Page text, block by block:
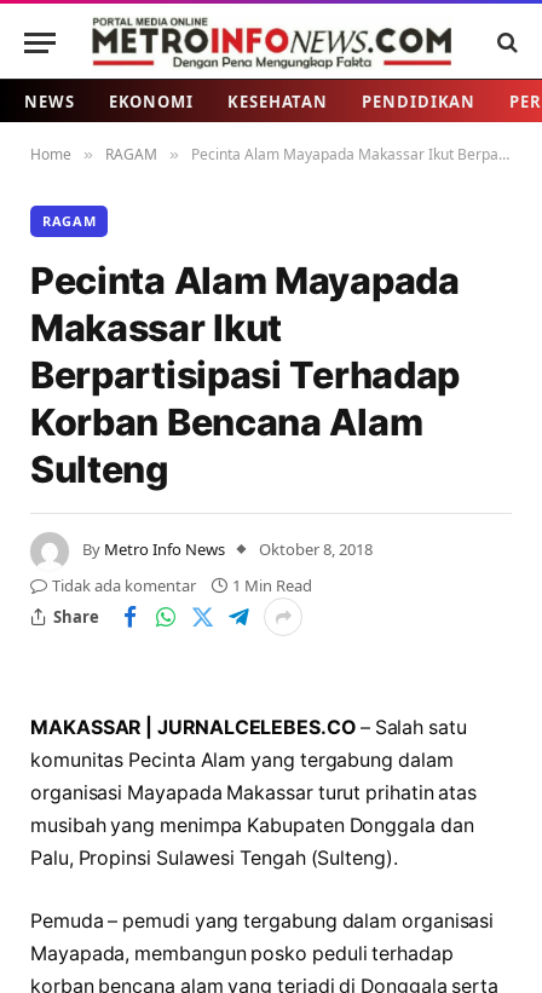
NEWS EKONOMI KESEHATAN PENDIDIKAN
Home » RAGAM » Pecinta Alam Mayapada Makassar Ikut Berpartisipasi Terhadap Korban Bencana Alam Sulteng
RAGAM
Pecinta Alam Mayapada
Makassar Ikut
Berpartisipasi Terhadap
Korban Bencana Alam
Sulteng
By Metro Info News
Oktober 8, 2018
Tidak ada komentar
1 Min Read
Share
MAKASSAR | JURNALCELEBES.CO– Salah satu
komunitas Pecinta Alam yang tergabung dalam
organisasi Mayapada Makassar turut prihatin atas
musibah yang menimpa Kabupaten Donggala dan
Palu, Propinsi Sulawesi Tengah (Sulteng).
Pemuda – pemudi yang tergabung dalam organisasi
Mayapada, membangun posko peduli terhadap
korban bencana alam yang terjadi di Donggala serta